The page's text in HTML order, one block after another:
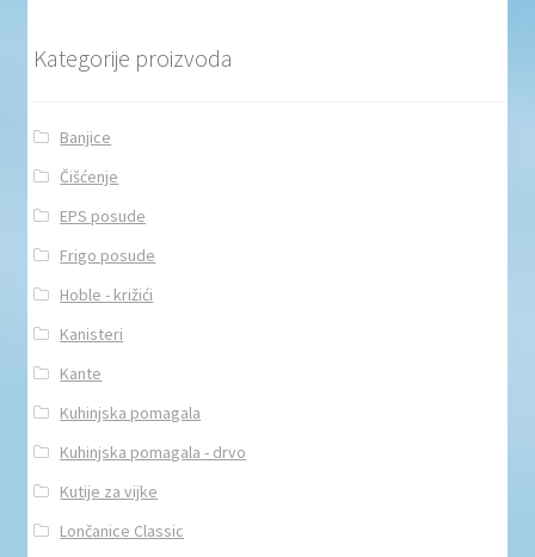
Kategorije proizvoda
Banjice
Čišćenje
EPS posude
Frigo posude
Hoble - križići
Kanisteri
Kante
Kuhinjska pomagala
Kuhinjska pomagala - drvo
Kutije za vijke
Lončanice Classic